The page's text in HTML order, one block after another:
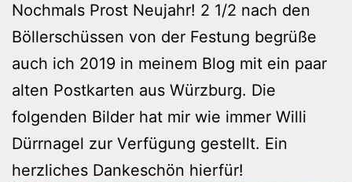
Nochmals Prost Neujahr! 2 1/2 nach den
Böllerschüssen von der Festung begrüße
auch ich 2019 in meinem Blog mit ein paar
alten Postkarten aus Würzburg. Die
folgenden Bilder hat mir wie immer Willi
Dürrnagel zur Verfügung gestellt. Ein
herzliches Dankeschön hierfür!